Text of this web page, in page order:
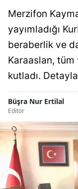
Merzifon
yayımladığı
beraberlik ve
Karaaslan, tüm
kutladı.
Büşra Nur Ertilal
Editör